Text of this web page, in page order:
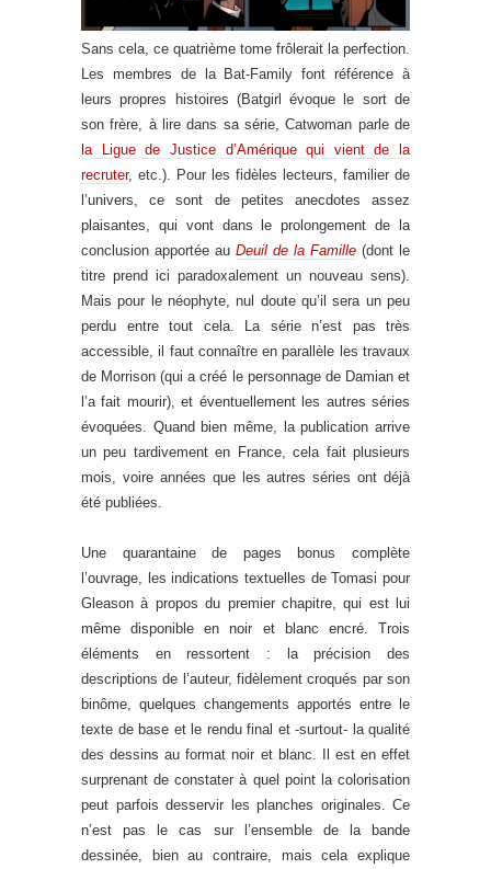
Sans cela, ce quatrième tome frôlerait la perfection.
Les membres de la Bat-Family font référence à
leurs propres histoires (Batgirl évoque le sort de
son frère, à lire dans sa série, Catwoman parle de
la Ligue de Justice d’Amérique qui vient de la
recruter, etc.). Pour les fidèles lecteurs, familier de
l’univers, ce sont de petites anecdotes assez
plaisantes, qui vont dans le prolongement de la
conclusion apportée au Deuil de la Famille (dont le
titre prend ici paradoxalement un nouveau sens).
Mais pour le néophyte, nul doute qu’il sera un peu
perdu entre tout cela. La série n’est pas très
accessible, il faut connaître en parallèle les travaux
de Morrison (qui a créé le personnage de Damian et
l’a fait mourir), et éventuellement les autres séries
évoquées. Quand bien même, la publication arrive
un peu tardivement en France, cela fait plusieurs
mois, voire années que les autres séries ont déjà
été publiées.
Une quarantaine de pages bonus complète
l’ouvrage, les indications textuelles de Tomasi pour
Gleason à propos du premier chapitre, qui est lui
même disponible en noir et blanc encré. Trois
éléments en ressortent : la précision des
descriptions de l’auteur, fidèlement croqués par son
binôme, quelques changements apportés entre le
texte de base et le rendu final et -surtout- la qualité
des dessins au format noir et blanc. Il est en effet
surprenant de constater à quel point la colorisation
peut parfois desservir les planches originales. Ce
n’est pas le cas sur l’ensemble de la bande
dessinée, bien au contraire, mais cela explique